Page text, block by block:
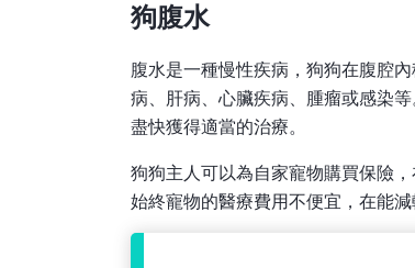
狗腹水
腹水是一種慢性疾病，狗狗在腹腔
病、肝病、心臟疾病、腫瘤或感染
盡快獲得適當的治療。
狗狗主人可以為自家寵物購買保險
始終寵物的醫療費用不便宜，在能